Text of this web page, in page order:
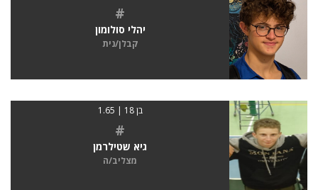
#
יהלי סולומון
קבלן/נית
בן 18 | 1.65
#
גיא שטילרמן
מצליב/ה